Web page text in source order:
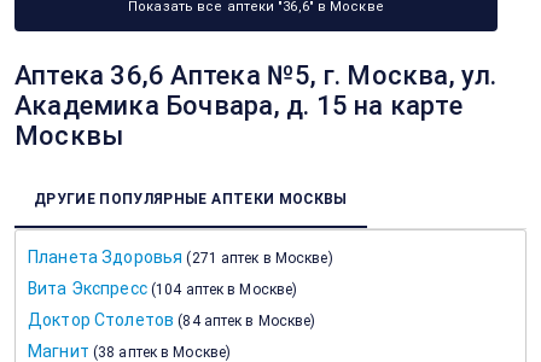
Показать все аптеки "36,6" в Москве
Аптека 36,6 Аптека №5, г. Москва, ул.
Академика Бочвара, д. 15 на карте
Москвы
ДРУГИЕ ПОПУЛЯРНЫЕ АПТЕКИ МОСКВЫ
Планета Здоровья (271 аптек в Москве)
Вита Экспресс (104 аптек в Москве)
Доктор Столетов (84 аптек в Москве)
Магнит (38 аптек в Москве)